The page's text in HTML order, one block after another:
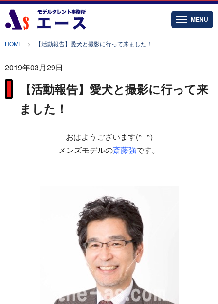
MENU
HOME 【活動報告】愛犬と撮影に行って来ました！
2019年03月29日
【活動報告】愛犬と撮影に行って来
ました！
おはようございます(^_^)
メンズモデルの斎藤強です。